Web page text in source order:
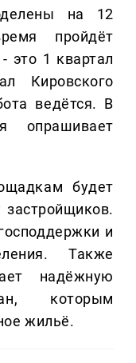
на 12
пройдёт
это 1 квартал
Кировского
ведётся. В
опрашивает
будет
застройщиков.
и
Также
надёжную
которым
жильё.